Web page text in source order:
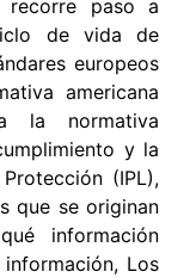
recorre paso a
de vida de
europeos
americana
la normativa
y la
(IPL),
que se originan
información
Los